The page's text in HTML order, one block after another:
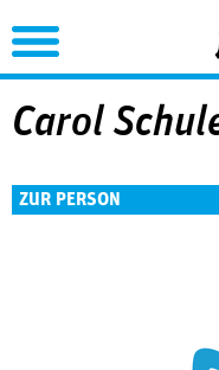
Carol
ZUR PERSON